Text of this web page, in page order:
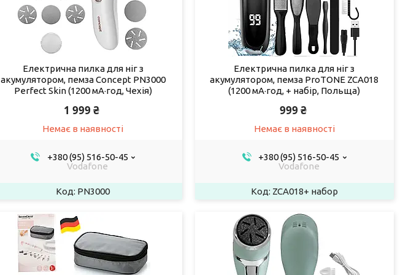
Електрична пилка для ніг з
акумулятором, пемза Concept PN3000
Perfect Skin (1200 мА·год, Чехія)
1 999 ₴
Немає в наявності
+380 (95) 516-50-45
Vodafone
PN3000
Електрична пилка для ніг з
акумулятором, пемза ProTONE ZCA018
(1200 мА·год, + набір, Польща)
999 ₴
Немає в наявності
+380 (95) 516-50-45
Vodafone
ZCA018+ набор